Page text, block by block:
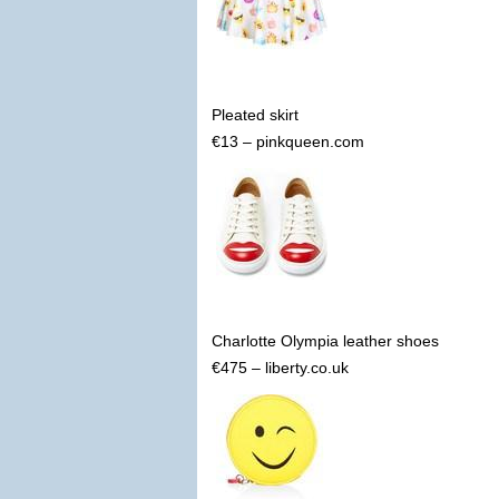
Pleated skirt
€13 – pinkqueen.com
Charlotte Olympia leather shoes
€475 – liberty.co.uk